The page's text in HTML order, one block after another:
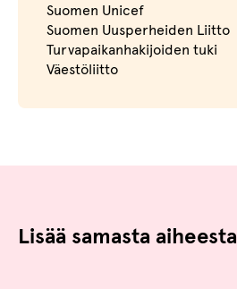
Suomen Unicef
Suomen Uusperheiden Liitto
Turvapaikanhakijoiden tuki
Väestöliitto
Lisää samasta aiheesta